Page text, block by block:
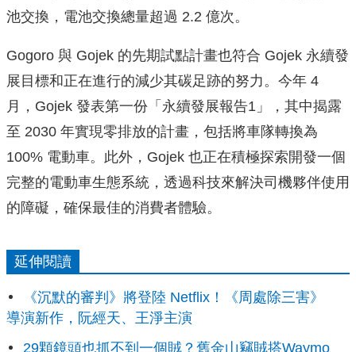
池交換，電池交換總量超過 2.2 億次。
Gogoro 與 Gojek 的先期試點計畫也符合 Gojek 永續發
展目標和正在進行的減少其碳足跡的努力。今年 4
月，Gojek 發表第一份「永續發展報告1」，其中揭露
至 2030 年實現零排放的計畫，包括將車隊轉換為
100% 電動車。此外，Gojek 也正在積極探索開發一個
完整的電動車生態系統，透過科技來解決司機夥伴使用
的障礙，確保最佳的消費者體驗。
延伸閱讀
《沉默的審判》將登陸 Netflix！《周處除三害》
導演新作，阮經天、王淨主演
29顆鏡頭也抓不到一個賊？舊金山竊賊搭Waymo